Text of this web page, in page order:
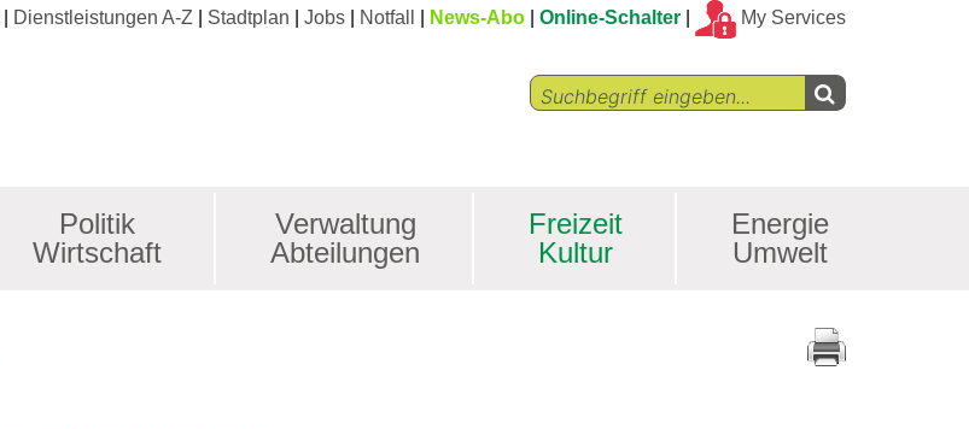
Dienstleistungen A-Z Stadtplan Jobs Notfall News-Abo Online-Schalter My Services
Politik
Wirtschaft
Verwaltung
Abteilungen
Freizeit
Kultur
Energie
Umwelt